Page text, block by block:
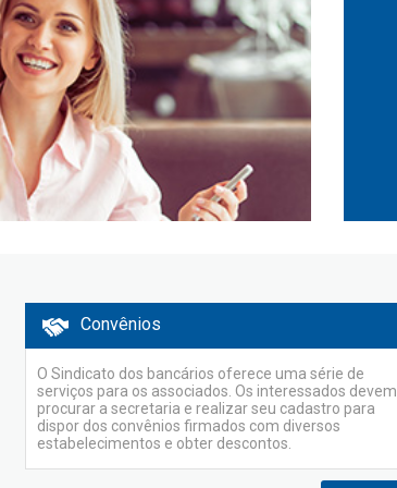
Convênios
O Sindicato dos bancários oferece uma série de
serviços para os associados. Os interessados devem
procurar a secretaria e realizar seu cadastro para
dispor dos convênios firmados com diversos
estabelecimentos e obter descontos.